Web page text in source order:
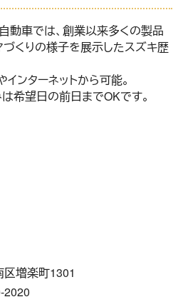
動車では、創業以来多くの製品
づくりの様子を展示したスズキ歴
ンターネットから可能。
希望日の前日までOKです。
増楽町1301
2020